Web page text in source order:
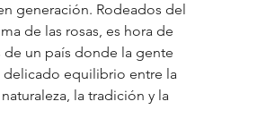
generación. Rodeados del
de las rosas, es hora de
un país donde la gente
delicado equilibrio entre la
la tradición y la